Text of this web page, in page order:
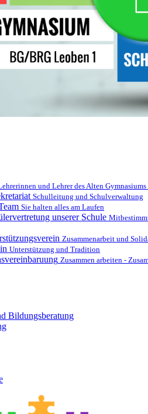
und Lehrer des Alten
Schulleitung und Schulverwaltung
Sie halten alles am Laufen
unserer Schule
Zusammenarbeit und
Unterstützung und Tradition
Zusammen arbeiten -
Bildungsberatung